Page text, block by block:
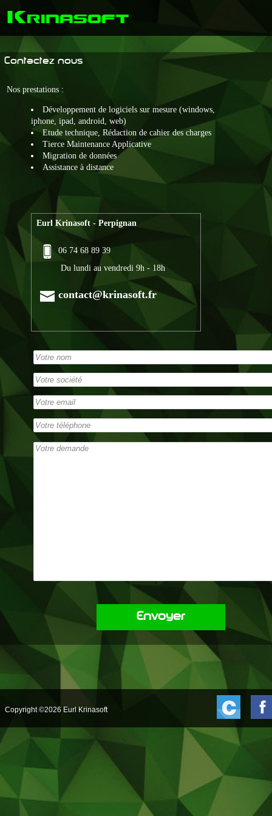
Krinasoft
Contactez nous
Nos prestations :
Développement de logiciels sur mesure (windows,
iphone, ipad, android, web)
Etude technique, Rédaction de cahier des charges
Tierce Maintenance Applicative
Migration de données
Assistance à distance
Eurl Krinasoft - Perpignan
06 74 68 89 39
Du lundi au vendredi 9h - 18h
contact@krinasoft.fr
Envoyer
Copyright ©2026 Eurl Krinasoft